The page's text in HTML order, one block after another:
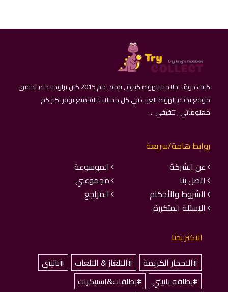
كانت دومًا احلامنا للهواة كبيرة , فمنذ عام 2015 كان يراودنا حلم تحقيق
موقع يخدم الهواة العرب في كل مجالات التجميع يوفر اكبر كم
معلوماتي , تثقيفي ...
روابط هامة/سريعة
عن الشركة
الموسوعة
اتصل بنا
مجموعتي
الشروط والأحكام
المراجع
الاسئلة المتكررة
الاكثر بحثا
#الاحجار الكريمة
#الالغاز & الالعاب
#بانيني
#بطاقة بانيني
#بطاقات&استيكرات